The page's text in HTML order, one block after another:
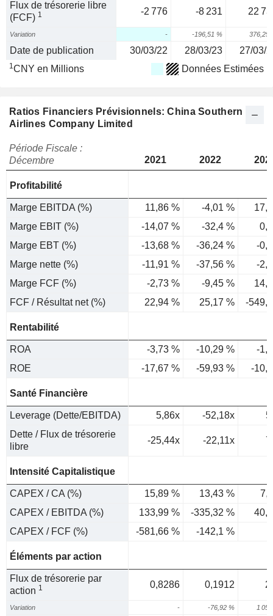
Flux de trésorerie libre
(FCF) 1 -2 776 -8 231 22
Variation - -196,51 % 376,25
Date de publication 30/03/22 28/03/23 27/03/
1CNY en Millions Données Estimées
Ratios Financiers Prévisionnels: China Southern
Airlines Company Limited
Période Fiscale :
Décembre
2021 2022
Profitabilité
Marge EBITDA (%) 11,86 % -4,01 %
Marge EBIT (%)
-14,07 % -32,4 %
Marge EBT (%)
-13,68 % -36,24 %
-
Marge nette (%)
-11,91 % -37,56 %
-
Marge FCF (%)
-2,73 % -9,45 %
FCF / Résultat net (%)
22,94 % 25,17 % -
Rentabilité
ROA -3,73 % -10,29 %
-
ROE
-17,67 % -59,93 % -
Santé Financière
Leverage (Dette/EBITDA) 5,86x -52,18x
Dette / Flux de trésorerie
libre
-25,44x -22,11x
Intensité Capitalistique
CAPEX / CA (%) 15,89 % 13,43 %
CAPEX / EBITDA (%)
133,99 % -335,32 %
CAPEX / FCF (%)
-581,66 % -142,1 %
Éléments par action
Flux de trésorerie par
action 1 0,8286 0,1912
Variation - -76,92 % 1